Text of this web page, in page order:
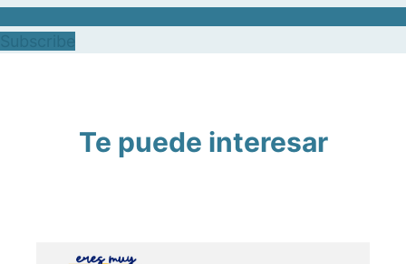
Te puede interesar